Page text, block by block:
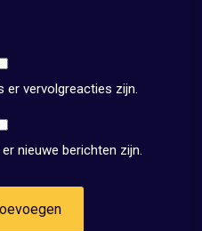
er vervolgreacties zijn.
nieuwe berichten zijn.